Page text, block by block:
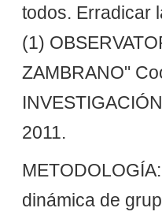
todos. Erradicar
(1)
ZAMBRANO"
2011.
dinámica de